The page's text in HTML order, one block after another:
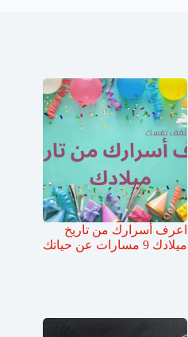
اعرف أسرارك من تاريخ
ميلادك 9 مسارات عن حياتك